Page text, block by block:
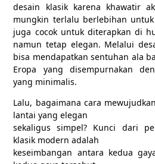
desain klasik karena khawatir
mungkin terlalu berlebihan
juga cocok untuk diterapkan di
namun tetap elegan. Melalui
bisa mendapatkan sentuhan ala
Eropa yang disempurnakan
yang minimalis.
Lalu, bagaimana cara
lantai yang elegan
sekaligus simpel? Kunci dari
klasik modern adalah
keseimbangan antara kedua